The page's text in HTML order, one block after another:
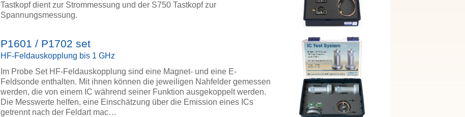
Tastkopf dient zur Strommessung und der S750 Tastkopf zur
Spannungsmessung.
P1601 / P1702 set
HF-Feldauskopplung bis 1 GHz
Im Probe Set HF-Feldauskopplung sind eine Magnet- und eine E-
Feldsonde enthalten. Mit ihnen können die jeweiligen Nahfelder gemessen
werden, die von einem IC während seiner Funktion ausgekoppelt werden.
Die Messwerte helfen, eine Einschätzung über die Emission eines ICs
getrennt nach der Feldart mac…